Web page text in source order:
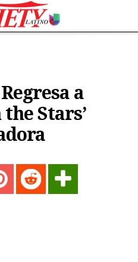
a
Stars’